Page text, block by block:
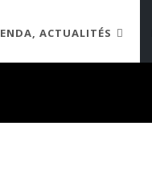
ACTUALITÉS